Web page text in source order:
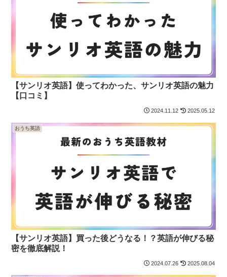
【サンリオ英語】使ってわかった、サンリオ英語の魅力
【口コミ】
2024.11.12 2025.05.12
おうち英語
【サンリオ英語】買った後どうなる！？英語が伸びる秘
密を徹底解説！
2024.07.26 2025.08.04